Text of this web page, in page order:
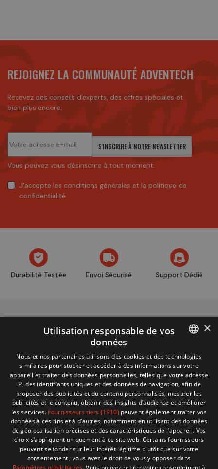
REJOIGNEZ LA COMMUNAUTÉ ADVENTECH
Recevez des conseils d'experts, des offres spéciales et
bien plus encore.
S'INSCRIRE À NOTRE NEWSLETTER
Vous pouvez vous désinscrire à tout moment.
J'accepte les conditions générales et la politique de
confidentialité
Durabilité Testée Envoi Sécurisé Support Dédié
MENU
SHOP
BESOIN D'AIDE ?
Informations
boutique
+32 (0)2 704 93 20
store@adventech.be
Mercuriusstraat 24 - 1930 Zaventem
FRENCH
×
Utilisation responsable de vos
données
Nous et nos partenaires utilisons des cookies et des technologies
similaires pour stocker et accéder à des informations sur votre
appareil et traiter des données personnelles, telles que votre adresse
IP, des identifiants uniques et des données de navigation, afin de
proposer des publicités et du contenu personnalisés, mesurer les
publicités et le contenu, obtenir des insights d’audience et améliorer
les services. Fournisseurs tiers (1910) peuvent également traiter vos
données à ces fins et à d’autres, notamment en utilisant des données
de géolocalisation précises et des caractéristiques de l’appareil. Vos
choix s’appliquent uniquement à ce site web. Certains fournisseurs
peuvent se fonder sur leur intérêt légitime plutôt que sur votre
consentement ; vous avez le droit de vous y opposer dans
Paramètres publicitaires. Vous pouvez retirer votre consentement à